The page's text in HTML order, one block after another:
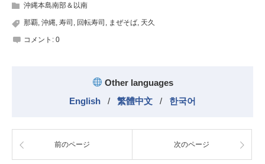
沖縄本島南部＆以南
那覇, 沖縄, 寿司 , 回転寿司 , まぜそば, 天久
コメント: 0
Other languages
English
/ 繁體中文 / 한국어
前のページ 次のページ